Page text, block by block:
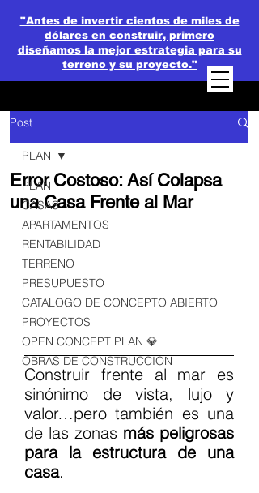
"Antes de invertir cientos de miles de
dólares en construir, primero
diseñamos la mejor estrategia para su
terreno y su proyecto."
Post
PLAN
CASAS
APARTAMENTOS
RENTABILIDAD
TERRENO
PRESUPUESTO
CATALOGO DE CONCEPTO ABIERTO
PROYECTOS
OPEN CONCEPT PLAN 💎
OBRAS DE CONSTRUCCION
PLAN
Error Costoso: Así Colapsa
una Casa Frente al Mar
Construir frente al mar es
sinónimo de vista, lujo y
valor…pero también es una
de las zonas más peligrosas
para la estructura de una
casa.